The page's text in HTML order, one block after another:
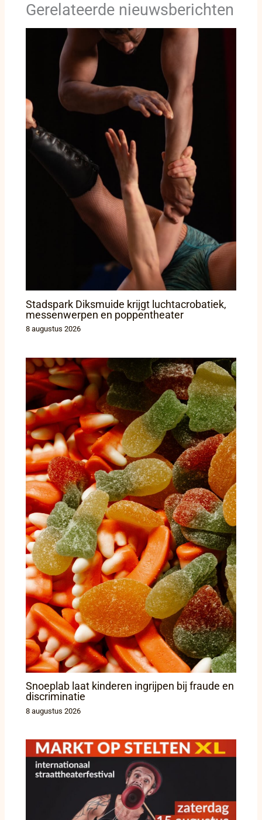
Gerelateerde nieuwsberichten
Stadspark Diksmuide krijgt luchtacrobatiek,
messenwerpen en poppentheater
8 augustus 2026
Snoeplab laat kinderen ingrijpen bij fraude en
discriminatie
8 augustus 2026